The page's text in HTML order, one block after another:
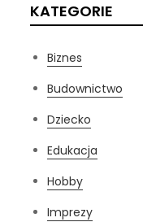
KATEGORIE
Biznes
Budownictwo
Dziecko
Edukacja
Hobby
Imprezy